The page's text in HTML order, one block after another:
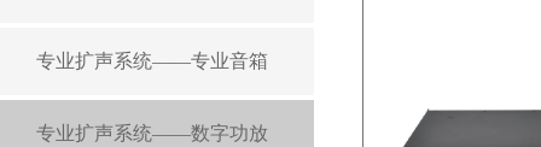
专业扩声系统——专业音箱
专业扩声系统——数字功放